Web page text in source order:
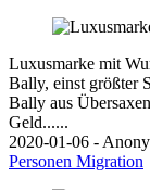
Luxusmarke mit
Bally, einst größter
Bally aus
Geld......
2020-01-06 -
Personen Migration